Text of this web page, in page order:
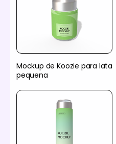
Mockup de Koozie para lata
pequena